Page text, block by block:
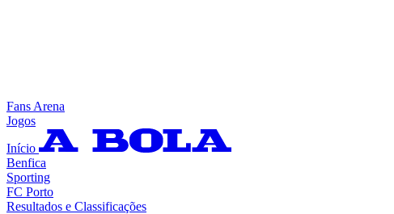
Fans Arena
Jogos
Início
Benfica
Sporting
FC Porto
Resultados e Classificações